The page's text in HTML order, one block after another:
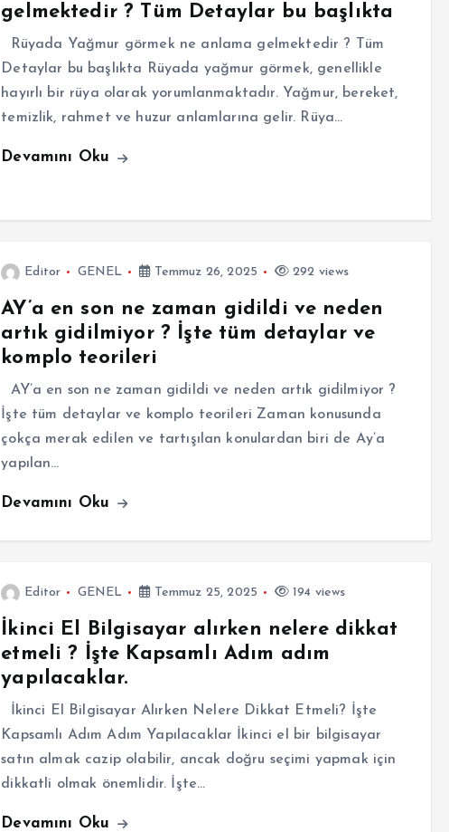
gelmektedir ? Tüm Detaylar bu başlıkta
Rüyada Yağmur görmek ne anlama gelmektedir ? Tüm
Detaylar bu başlıkta Rüyada yağmur görmek, genellikle
hayırlı bir rüya olarak yorumlanmaktadır. Yağmur, bereket,
temizlik, rahmet ve huzur anlamlarına gelir. Rüya…
Devamını Oku
Editor GENEL Temmuz 26, 2025 292 views
AY’a en son ne zaman gidildi ve neden
artık gidilmiyor ? İşte tüm detaylar ve
komplo teorileri
AY’a en son ne zaman gidildi ve neden artık gidilmiyor ?
İşte tüm detaylar ve komplo teorileri Zaman konusunda
çokça merak edilen ve tartışılan konulardan biri de Ay’a
yapılan…
Devamını Oku
Editor GENEL Temmuz 25, 2025 194 views
İkinci El Bilgisayar alırken nelere dikkat
etmeli ? İşte Kapsamlı Adım adım
yapılacaklar.
İkinci El Bilgisayar Alırken Nelere Dikkat Etmeli? İşte
Kapsamlı Adım Adım Yapılacaklar İkinci el bir bilgisayar
satın almak cazip olabilir, ancak doğru seçimi yapmak için
dikkatli olmak önemlidir. İşte…
Devamını Oku